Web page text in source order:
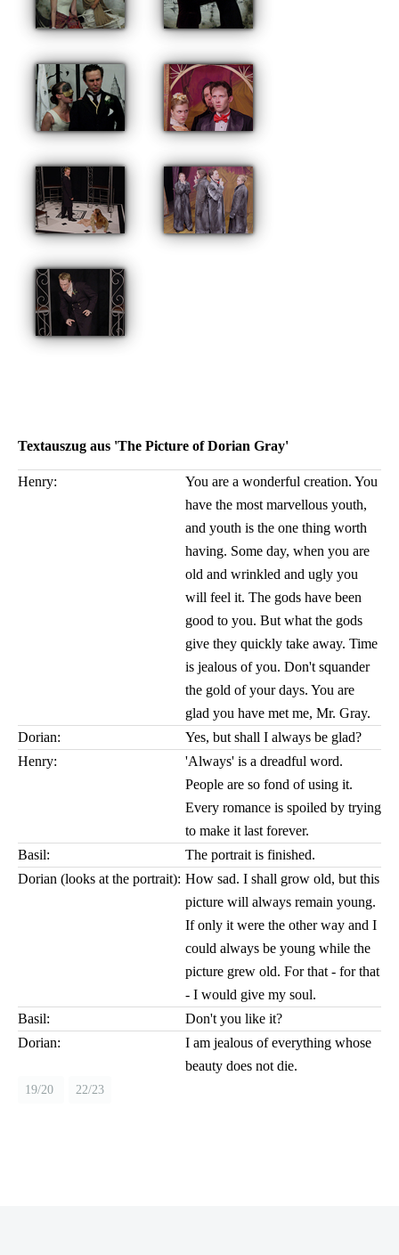
Textauszug aus 'The Picture of Dorian Gray'
Henry:
You are a wonderful creation. You
have the most marvellous youth,
and youth is the one thing worth
having. Some day, when you are
old and wrinkled and ugly you
will feel it. The gods have been
good to you. But what the gods
give they quickly take away. Time
is jealous of you. Don't squander
the gold of your days. You are
glad you have met me, Mr. Gray.
Dorian:
Yes, but shall I always be glad?
Henry:
'Always' is a dreadful word.
People are so fond of using it.
Every romance is spoiled by trying
to make it last forever.
Basil:
The portrait is finished.
Dorian (looks at the portrait): How sad. I shall grow old, but this
picture will always remain young.
If only it were the other way and I
could always be young while the
picture grew old. For that - for that
- I would give my soul.
Basil:
Don't you like it?
Dorian:
I am jealous of everything whose
beauty does not die.
19/20 22/23